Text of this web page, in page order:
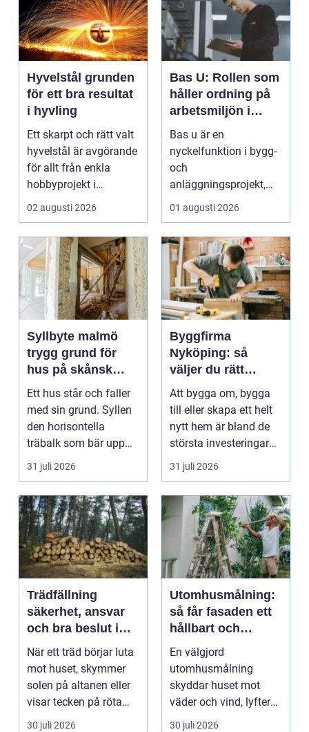
Hyvelstål grunden
för ett bra resultat
i hyvling
Ett skarpt och rätt valt
hyvelstål är avgörande
för allt från enkla
hobbyprojekt i
verkstaden till k...
02 augusti 2026
Bas U: Rollen som
håller ordning på
arbetsmiljön i
byggprojekt
Bas u är en
nyckelfunktion i bygg-
och
anläggningsprojekt,
med ansvar för att
arbetsm...
01 augusti 2026
Syllbyte malmö
trygg grund för
hus på skånsk
mark
Ett hus står och faller
med sin grund. Syllen
den horisontella
träbalk som bär upp
väggarna mot pla...
31 juli 2026
Byggfirma
Nyköping: så
väljer du rätt
partner för ditt
projekt
Att bygga om, bygga
till eller skapa ett helt
nytt hem är bland de
största investeringar
m...
31 juli 2026
Trädfällning
säkerhet, ansvar
och bra beslut i
trädgården
När ett träd börjar luta
mot huset, skymmer
solen på altanen eller
visar tecken på röta
uppstår ofta...
30 juli 2026
Utomhusmålning:
så får fasaden ett
hållbart och
vackert resultat
En välgjord
utomhusmålning
skyddar huset mot
väder och vind, lyfter
helhetsintrycket...
30 juli 2026